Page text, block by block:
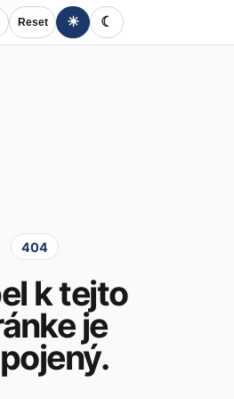
Reset ☀ ☾
404
k tejto
je